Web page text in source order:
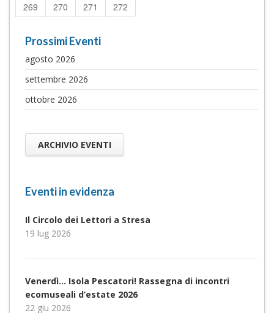
269
270 271 272
Prossimi Eventi
agosto 2026
settembre 2026
ottobre 2026
ARCHIVIO EVENTI
Eventi in evidenza
Il Circolo dei Lettori a Stresa
19 lug 2026
Venerdì… Isola Pescatori! Rassegna di incontri
ecomuseali d’estate 2026
22 giu 2026